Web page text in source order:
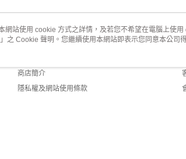
關於我們
商店簡介
隱私權及網站使用條款
網站使用 cookie 方式之詳情，及若您不希望在電腦上使
」之 Cookie 聲明。您繼續使用本網站即表示您同意本公司